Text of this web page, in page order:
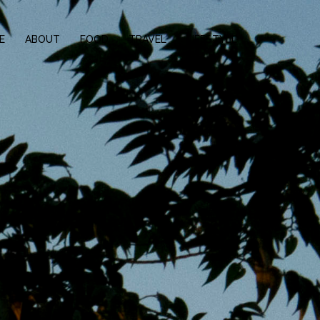
ABOUT FOOD TRAVEL LIFESTYLE